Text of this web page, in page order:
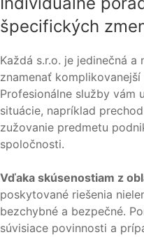
špecifických
Každá s.r.o. je jedinečná a
znamenať
Profesionálne služby vám
situácie, napríklad
zužovanie predmetu
spoločnosti.
Vďaka skúsenostiam z
poskytované riešenia
bezchybné a bezpečné.
súvisiace povinnosti a